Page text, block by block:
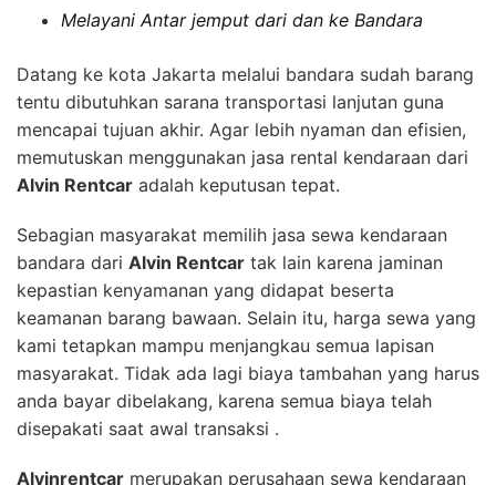
Melayani Antar jemput dari dan ke Bandara
Datang ke kota Jakarta melalui bandara sudah barang
tentu dibutuhkan sarana transportasi lanjutan guna
mencapai tujuan akhir. Agar lebih nyaman dan efisien,
memutuskan menggunakan jasa rental kendaraan dari
Alvin Rentcar adalah keputusan tepat.
Sebagian masyarakat memilih jasa sewa kendaraan
bandara dari Alvin Rentcar tak lain karena jaminan
kepastian kenyamanan yang didapat beserta
keamanan barang bawaan. Selain itu, harga sewa yang
kami tetapkan mampu menjangkau semua lapisan
masyarakat. Tidak ada lagi biaya tambahan yang harus
anda bayar dibelakang, karena semua biaya telah
disepakati saat awal transaksi .
Alvinrentcar merupakan perusahaan sewa kendaraan